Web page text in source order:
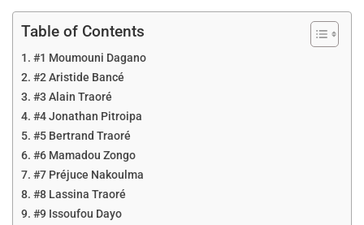
Table of Contents
#1 Moumouni Dagano
#2 Aristide Bancé
#3 Alain Traoré
#4 Jonathan Pitroipa
#5 Bertrand Traoré
#6 Mamadou Zongo
#7 Préjuce Nakoulma
#8 Lassina Traoré
#9 Issoufou Dayo